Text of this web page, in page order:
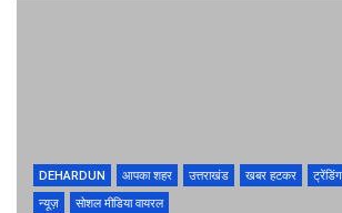
DEHARDUN आपका शहर उत्तराखंड खबर हटकर
न्यूज़
सोशल मीडिया वायरल